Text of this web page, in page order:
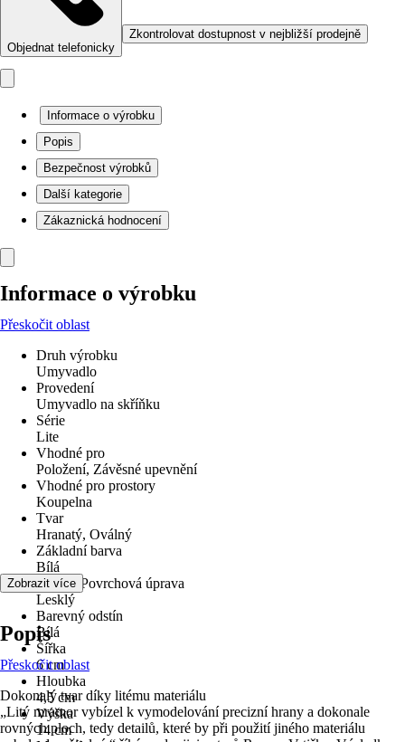
Objednat telefonicky
Zkontrolovat dostupnost v nejbližší prodejně
Informace o výrobku
Popis
Bezpečnost výrobků
Další kategorie
Zákaznická hodnocení
Informace o výrobku
Přeskočit oblast
Druh výrobku
Umyvadlo
Provedení
Umyvadlo na skříňku
Série
Lite
Vhodné pro
Položení, Závěsné upevnění
Vhodné pro prostory
Koupelna
Tvar
Hranatý, Oválný
Základní barva
Bílá
Povrch/Povrchová úprava
Lesklý
Barevný odstín
Bílá
Šířka
6 cm
Hloubka
4,5 cm
Výška
14 cm
Zobrazit více
Popis
Přeskočit oblast
Dokonalý tvar díky litému materiálu
„Litý mramor vybízel k vymodelování precizní hrany a dokonale
rovných ploch, tedy detailů, které by při použití jiného materiálu